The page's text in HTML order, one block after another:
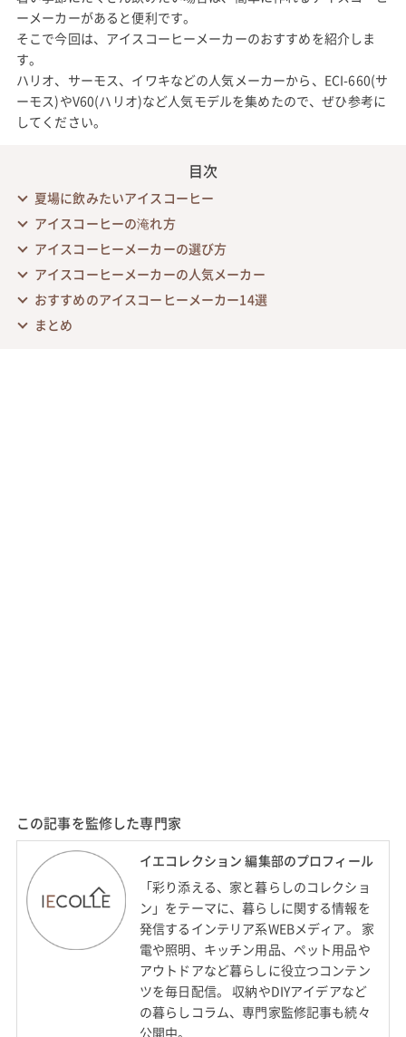
ーメーカーがあると便利です。
そこで今回は、アイスコーヒーメーカーのおすすめを紹介しま
す。
ハリオ、サーモス、イワキなどの人気メーカーから、ECI-660(サ
ーモス)やV60(ハリオ)など人気モデルを集めたので、ぜひ参考に
してください。
目次
夏場に飲みたいアイスコーヒー
アイスコーヒーの淹れ方
アイスコーヒーメーカーの選び方
アイスコーヒーメーカーの人気メーカー
おすすめのアイスコーヒーメーカー14選
まとめ
この記事を監修した専門家
イエコレクション 編集部のプロフィール
「彩り添える、家と暮らしのコレクショ
ン」をテーマに、暮らしに関する情報を
発信するインテリア系WEBメディア。 家
電や照明、キッチン用品、ペット用品や
アウトドアなど暮らしに役立つコンテン
ツを毎日配信。 収納やDIYアイデアなど
の暮らしコラム、専門家監修記事も続々
公開中。